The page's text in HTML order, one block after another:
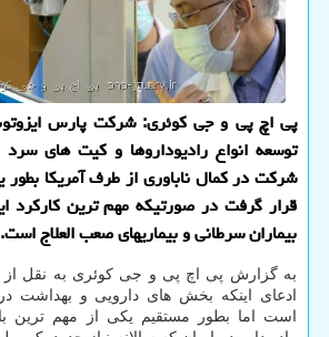
پی اچ پی و جی کوئری: شرکت پارس
توسعه انواع رادیوداروها و کیت های
شرکت در کمال ناباوری از طرف آمریکا بطور
قرار گرفت در صورتیکه مهم ترین کارکرد
بیماران سرطانی و بیماریهای صعب العلاج است.
به گزارش پی اچ پی و جی کوئری به نقل از
ادعای اینکه بخش های دارویی و بهداشت
است اما بطور مستقیم یکی از مهم ترین